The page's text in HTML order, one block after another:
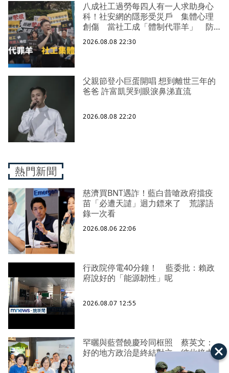
八成社工過勞每四人有一人求助身心
科！社安網的隱形受災戶 集體心理
創傷 當社工成「體制代罪羊」 防
禦性社工不敢多做無奈趨勢？耗竭殆
盡下的社安網危機｜社工消失中
2026.08.08 22:30
父親節登小巨蛋開唱 想到離世三年的
爸爸 許富凱哭到眼淚鼻涕直流
2026.08.08 22:20
熱門新聞
慈濟買BNT遇詐！藍白昔嗆政府擋疫
苗「必遭天譴」迴力鏢來了 荒謬語
錄一次看
2026.08.06 22:06
行政院停電40分鐘！ 藍委批：賴政
府說好的「能源韌性」呢
2026.08.07 12:55
罕曬與藍營饒慶玲同框照 蔡英文：
好的地方政治是終結對立、彼此接力